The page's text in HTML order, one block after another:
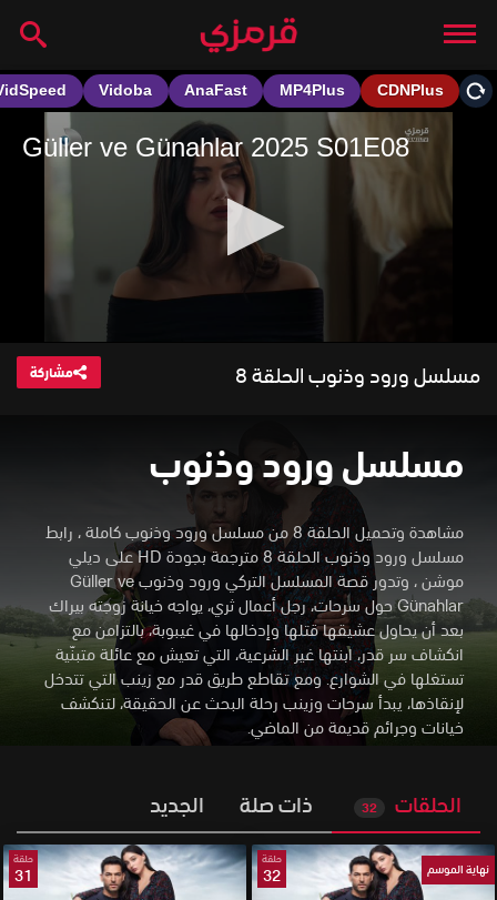
مسلسل ورود وذنوب الحلقة 8 مشاركة
مسلسل ورود وذنوب
مشاهدة وتحميل الحلقة 8 من مسلسل ورود وذنوب كاملة ، رابط
مسلسل ورود وذنوب الحلقة 8 مترجمة بجودة HD على ديلي
موشن، وتدور قصة المسلسل التركي ورود وذنوب Güller ve
Günahlar حول سرحات، رجل أعمال ثري، يواجه خيانة زوجته بيراك
بعد أن يحاول عشيقها قتلها وإدخالها في غيبوبة، بالتزامن مع
انكشاف سر قدر، ابنتها غير الشرعية، التي تعيش مع عائلة متبنّية
تستغلها في الشوارع. ومع تقاطع طريق قدر مع زينب التي تتدخل
لإنقاذها، يبدأ سرحات وزينب رحلة البحث عن الحقيقة، لتنكشف
خيانات وجرائم قديمة من الماضي.
الحلقات 32 ذات صلة الجديد
نهاية الموسم
حلقة
32
حلقة
31